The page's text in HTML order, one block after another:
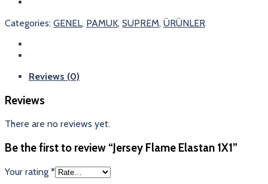
Categories: GENEL, PAMUK, SUPREM, ÜRÜNLER
Reviews (0)
Reviews
There are no reviews yet.
Be the first to review “Jersey Flame Elastan 1X1”
Your rating *